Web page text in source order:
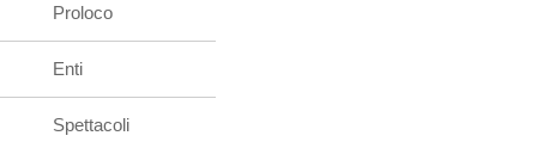
Proloco
Enti
Spettacoli